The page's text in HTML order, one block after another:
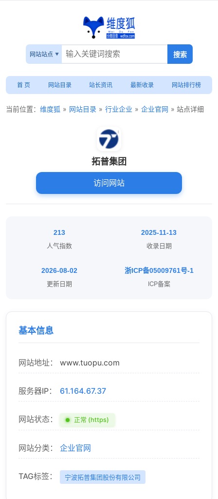
网站站点
首 页 网站目录 站长资讯 最新收录 网站排行榜
当前位置： 维度狐 » 网站目录 » 行业企业 » 企业官网 » 站点详细
拓普集团
访问网站
213
人气指数
2025-11-13
收录日期
2026-08-02
更新日期
浙ICP备05009761号-1
ICP备案
基本信息
网站地址： www.tuopu.com
服务器IP： 61.164.67.37
网站状态： 正常 (https)
网站分类： 企业官网
TAG标签： 宁波拓普集团股份有限公司